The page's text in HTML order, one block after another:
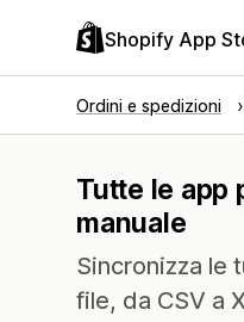
Shopify App
Ordini e spedizioni
Tutte le app
manuale
Sincronizza le
file, da CSV a